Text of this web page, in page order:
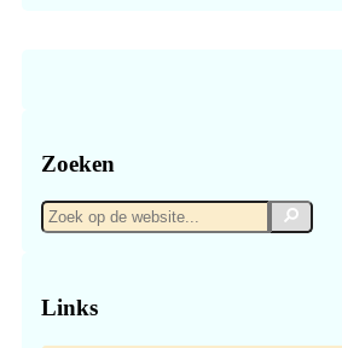
Zoeken
Zoek
op
Zoek
Links